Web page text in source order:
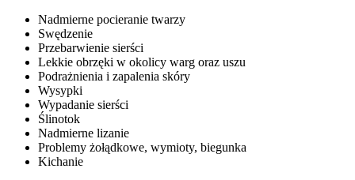
Nadmierne pocieranie twarzy
Swędzenie
Przebarwienie sierści
Lekkie obrzęki w okolicy warg oraz uszu
Podrażnienia i zapalenia skóry
Wysypki
Wypadanie sierści
Ślinotok
Nadmierne lizanie
Problemy żołądkowe, wymioty, biegunka
Kichanie